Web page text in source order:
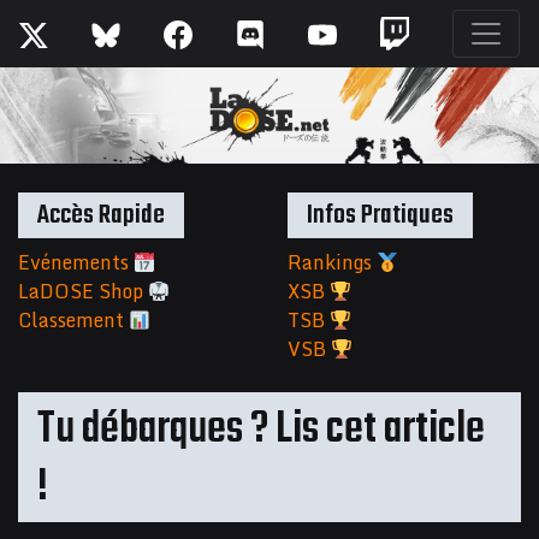
Tu débarques ? Lis cet article
!
Accès Rapide
Evénements
LaDOSE Shop
Classement
Infos Pratiques
Rankings
XSB
TSB
VSB